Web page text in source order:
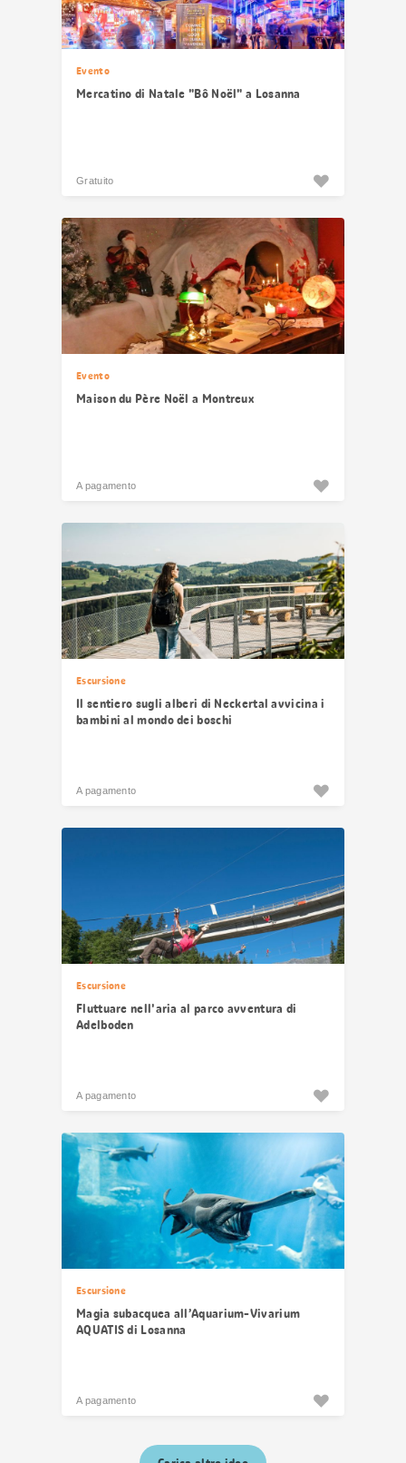
Evento
Mercatino di Natale "Bô Noël" a Losanna
Gratuito
Evento
Maison du Père Noël a Montreux
A pagamento
Escursione
Il sentiero sugli alberi di Neckertal avvicina i
bambini al mondo dei boschi
A pagamento
Escursione
Fluttuare nell'aria al parco avventura di
Adelboden
A pagamento
Escursione
Magia subacquea all’Aquarium-Vivarium
AQUATIS di Losanna
A pagamento